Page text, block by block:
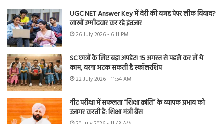
UGC NET Answer Key में देरी की वजह पेपर लीक विवाद?
लाखों उम्मीदवार कर रहे इंतजार
26 July 2026 - 6:11 PM
SC छात्रों के लिए बड़ा अपडेट! 15 अगस्त से पहले कर लें ये
काम, वरना अटक सकती है स्कॉलरशिप
22 July 2026 - 11:54 AM
नीट परीक्षा में सफलता “शिक्षा क्रांति” के व्यापक प्रभाव को
उजागर करती है: शिक्षा मंत्री बैंस